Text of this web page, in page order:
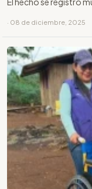
· 08 de diciembre, 2025